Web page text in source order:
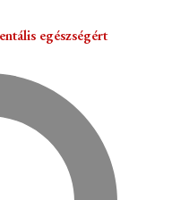
egészségért